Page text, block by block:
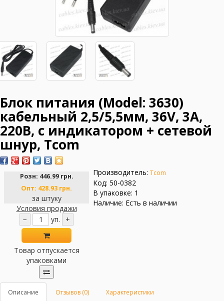
Блок питания (Model: 3630)
кабельный 2,5/5,5мм, 36V, 3A,
220В, с индикатором + сетевой
шнур, Tcom
Розн: 446.99 грн.
Опт: 428.93 грн.
за штуку
Условия продажи
−
уп. +
Товар отпускается
упаковками
Производитель: Tcom
Код: 50-0382
В упаковке: 1
Наличие: Есть в наличии
Описание Отзывов (0) Характеристики